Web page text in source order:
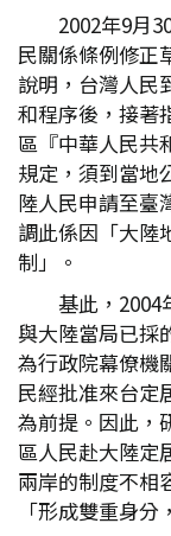
2002年9月
民關係條例修正
說明，台灣人民
和程序後，接著
區『中華人民共
規定，須到當地
陸人民申請至臺
調此係因「大陸
制」。
基此，2004
與大陸當局已採
為行政院幕僚機
民經批准來台定
為前提。因此，
區人民赴大陸定
兩岸的制度不相
「形成雙重身